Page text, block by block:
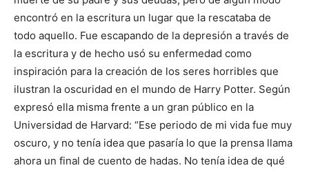
encontró en la escritura un lugar que la rescataba de
todo aquello. Fue escapando de la depresión a través de
la escritura y de hecho usó su enfermedad como
inspiración para la creación de los seres horribles que
ilustran la oscuridad en el mundo de Harry Potter. Según
expresó ella misma frente a un gran público en la
Universidad de Harvard: “Ese periodo de mi vida fue muy
oscuro, y no tenía idea que pasaría lo que la prensa llama
ahora un final de cuento de hadas. No tenía idea de qué